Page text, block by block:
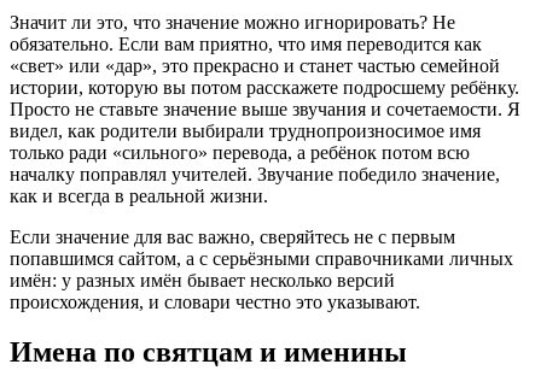
Значит ли это, что значение можно игнорировать? Не
обязательно. Если вам приятно, что имя переводится как
«свет» или «дар», это прекрасно и станет частью семейной
истории, которую вы потом расскажете подросшему ребёнку.
Просто не ставьте значение выше звучания и сочетаемости. Я
видел, как родители выбирали труднопроизносимое имя
только ради «сильного» перевода, а ребёнок потом всю
началку поправлял учителей. Звучание победило значение,
как и всегда в реальной жизни.
Если значение для вас важно, сверяйтесь не с первым
попавшимся сайтом, а с серьёзными справочниками личных
имён: у разных имён бывает несколько версий
происхождения, и словари честно это указывают.
Имена по святцам и именины